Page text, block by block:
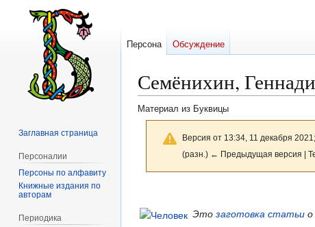
Семёнихин,
Материал из Буквицы
Версия от 13:34, 11 декабря 2021;
(разн.) ← Предыдущая версия |
к
навигации
к
поиску
Это заготовка статьи о
Персона Обсуждение
Заглавная страница
Персоналии
Персоны по алфавиту
Книжные издания по
авторам
Периодика